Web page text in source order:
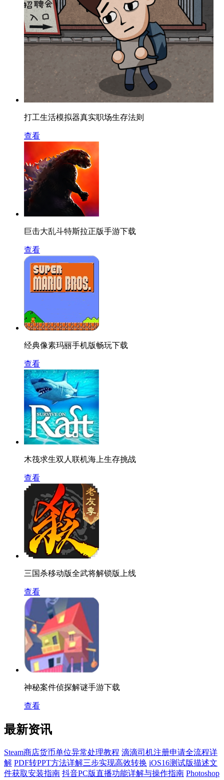
打工生活模拟器真实职场生存法则
查看
巨击大乱斗特斯拉正版手游下载
查看
经典像素玛丽手机版畅玩下载
查看
木筏求生双人联机海上生存挑战
查看
三国杀移动版全武将解锁版上线
查看
神秘案件侦探解谜手游下载
查看
最新资讯
Steam商店货币单位异常处理教程 滴滴司机注册申请全流程详
解 PDF转PPT方法详解三步实现高效转换 iOS16测试版描述文
件获取安装指南 抖音PC版直播功能详解与操作指南 Photoshop